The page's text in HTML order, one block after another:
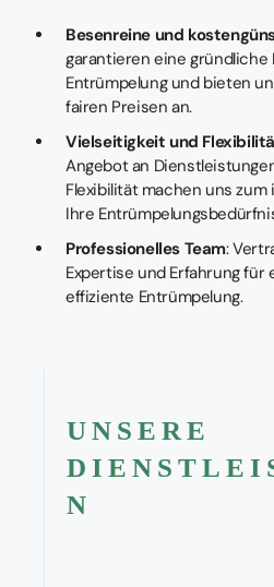
Besenreine und
garantieren eine gründliche
Entrümpelung und bieten
fairen Preisen an.
Vielseitigkeit und
Angebot an
Flexibilität machen uns
Ihre
Professionelles Team:
Expertise und Erfahrung für
effiziente Entrümpelung.
UNSERE
N